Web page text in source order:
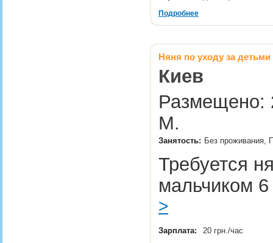
Подробнее
Няня по уходу за детьми
Киев
Размещено:
М.
Занятость: Без проживания,
Требуется
мальчиком
>
Зарплата: 20 грн./час